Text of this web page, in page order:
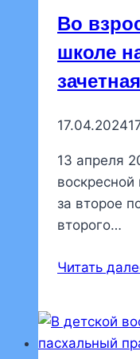
Во
школе
17.04.2024
13 апреля
за второе
второго…
Читать